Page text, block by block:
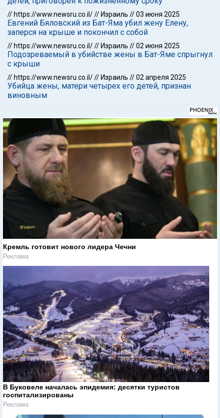
// https://www.newsru.co.il/// Израиль //03 июня 2025
Евгений Бяловский из Бат-Яма убил жену Елену,
заперся на крыше и покончил с собой
// https://www.newsru.co.il/// Израиль //02 июня 2025
Подозреваемый в убийстве жены в Бат-Яме спрыгнул
с крыши
// https://www.newsru.co.il/// Израиль //02 апреля 2025
Убийца жены, матери четырех его детей, признан
виновным
Кремль готовит нового лидера Чечни
Реклама
В Буковеле началась эпидемия: десятки туристов
госпитализированы
Реклама